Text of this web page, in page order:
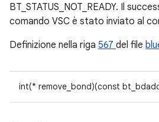
BT_STATUS_NOT_READY. Il
comando VSC è stato inviato al
Definizione nella riga 567 del file
int(* remove_bond)(const